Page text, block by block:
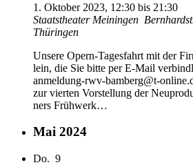
1. Ok­to­ber 2023, 12:30 bis 21:30
Staats­thea­ter Meiningen
Thüringen
Un­se­re Opern-Ta­ges­fahrt mit der
lein, die Sie bit­te per E-Mail
anmeldung-rwv-bamberg@t-
zur vier­ten Vor­stel­lung der
ners Frühwerk…
Mai 2024
Do. 9